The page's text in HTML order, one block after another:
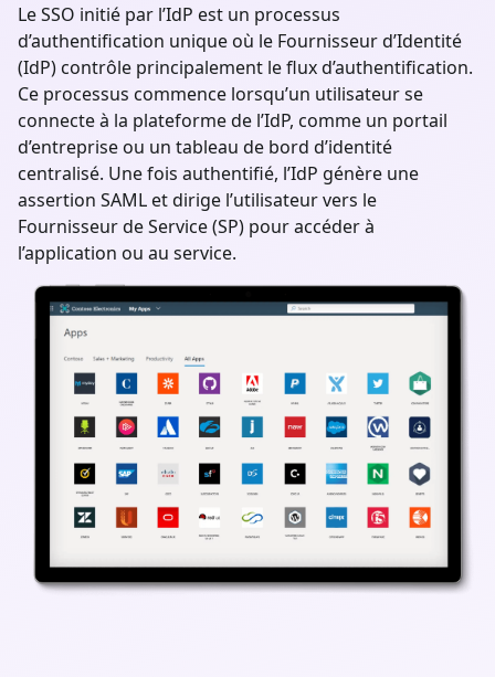
Le SSO initié par l’IdP est un processus
d’authentification unique où le Fournisseur d’Identité
(IdP) contrôle principalement le flux d’authentification.
Ce processus commence lorsqu’un utilisateur se
connecte à la plateforme de l’IdP, comme un portail
d’entreprise ou un tableau de bord d’identité
centralisé. Une fois authentifié, l’IdP génère une
assertion SAML et dirige l’utilisateur vers le
Fournisseur de Service (SP) pour accéder à
l’application ou au service.